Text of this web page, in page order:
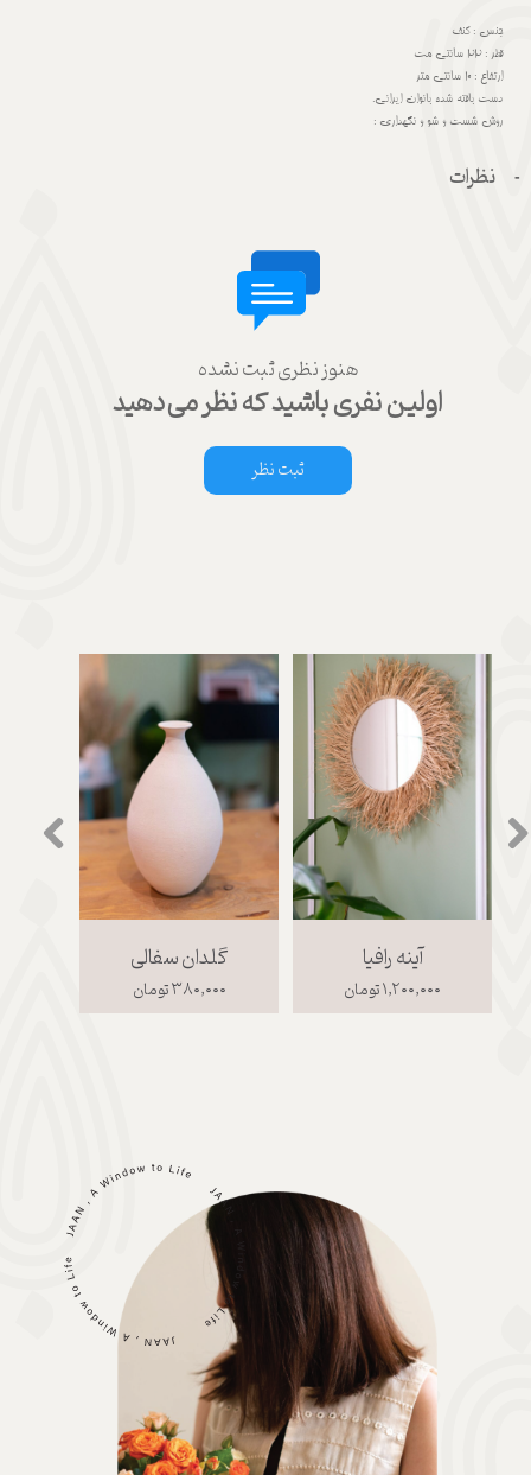
جنس : کنف
قطر : 22 سانتی مت
ارتفاع : 10 سانتی متر
دست بافته شده بانوان ایرانی.
روش شست و شو و نگهداری :
نظرات
هنوز نظری ثبت نشده
اولین نفری باشید که نظر می‌دهید
ثبت نظر
گلدان سفالی
۳۸۰,۰۰۰ تومان
آینه رافیا
۱,۲۰۰,۰۰۰ تومان